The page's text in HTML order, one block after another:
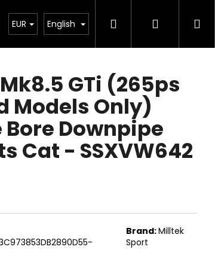
Projekty Exteriér Ostatní
EUR English SearchLogin
GTi (265ps
Models Only)
Bore Downpipe
Cat - SSXVW642
Brand:Milltek
Sport